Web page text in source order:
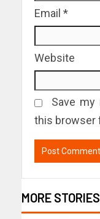
Email *
Website
Save my
this browser
MORE STORIES